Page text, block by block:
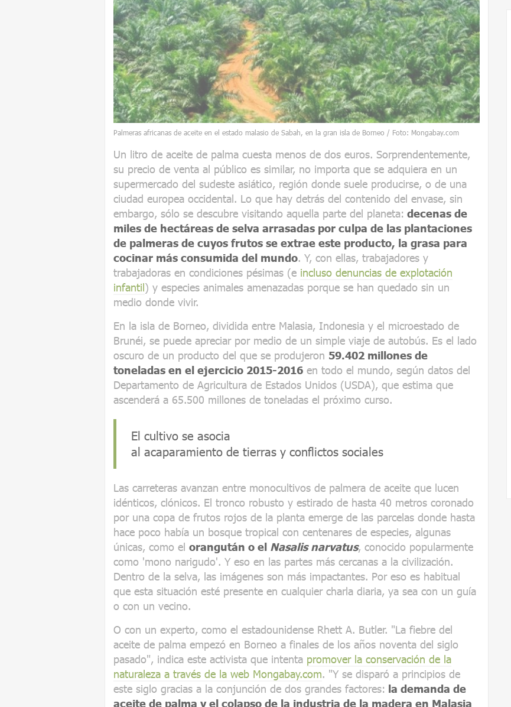
Palmeras africanas de aceite en el estado malasio de Sabah, en la gran isla de Borneo / Foto: Mongabay.com
Un litro de aceite de palma cuesta menos de dos euros. Sorprendentemente,
su precio de venta al público es similar, no importa que se adquiera en un
supermercado del sudeste asiático, región donde suele producirse, o de una
ciudad europea occidental. Lo que hay detrás del contenido del envase, sin
embargo, sólo se descubre visitando aquella parte del planeta: decenas de
miles de hectáreas de selva arrasadas por culpa de las plantaciones
de palmeras de cuyos frutos se extrae este producto, la grasa para
cocinar más consumida del mundo. Y, con ellas, trabajadores y
trabajadoras en condiciones pésimas (e incluso denuncias de explotación
infantil) y especies animales amenazadas porque se han quedado sin un
medio donde vivir.
En la isla de Borneo, dividida entre Malasia, Indonesia y el microestado de
Brunéi, se puede apreciar por medio de un simple viaje de autobús. Es el lado
oscuro de un producto del que se produjeron 59.402 millones de
toneladas en el ejercicio 2015-2016 en todo el mundo, según datos del
Departamento de Agricultura de Estados Unidos (USDA), que estima que
ascenderá a 65.500 millones de toneladas el próximo curso.
El cultivo se asocia
al acaparamiento de tierras y conflictos sociales
Las carreteras avanzan entre monocultivos de palmera de aceite que lucen
idénticos, clónicos. El tronco robusto y estirado de hasta 40 metros coronado
por una copa de frutos rojos de la planta emerge de las parcelas donde hasta
hace poco había un bosque tropical con centenares de especies, algunas
únicas, como el orangután o el Nasalis narvatus, conocido popularmente
como 'mono narigudo'. Y eso en las partes más cercanas a la civilización.
Dentro de la selva, las imágenes son más impactantes. Por eso es habitual
que esta situación esté presente en cualquier charla diaria, ya sea con un guía
o con un vecino.
O con un experto, como el estadounidense Rhett A. Butler. "La fiebre del
aceite de palma empezó en Borneo a finales de los años noventa del siglo
pasado", indica este activista que intenta promover la conservación de la
naturaleza a través de la web Mongabay.com. "Y se disparó a principios de
este siglo gracias a la conjunción de dos grandes factores: la demanda de
aceite de palma y el colapso de la industria de la madera en Malasia